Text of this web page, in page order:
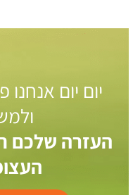
יום יום אנחנו
העזרה שלכם